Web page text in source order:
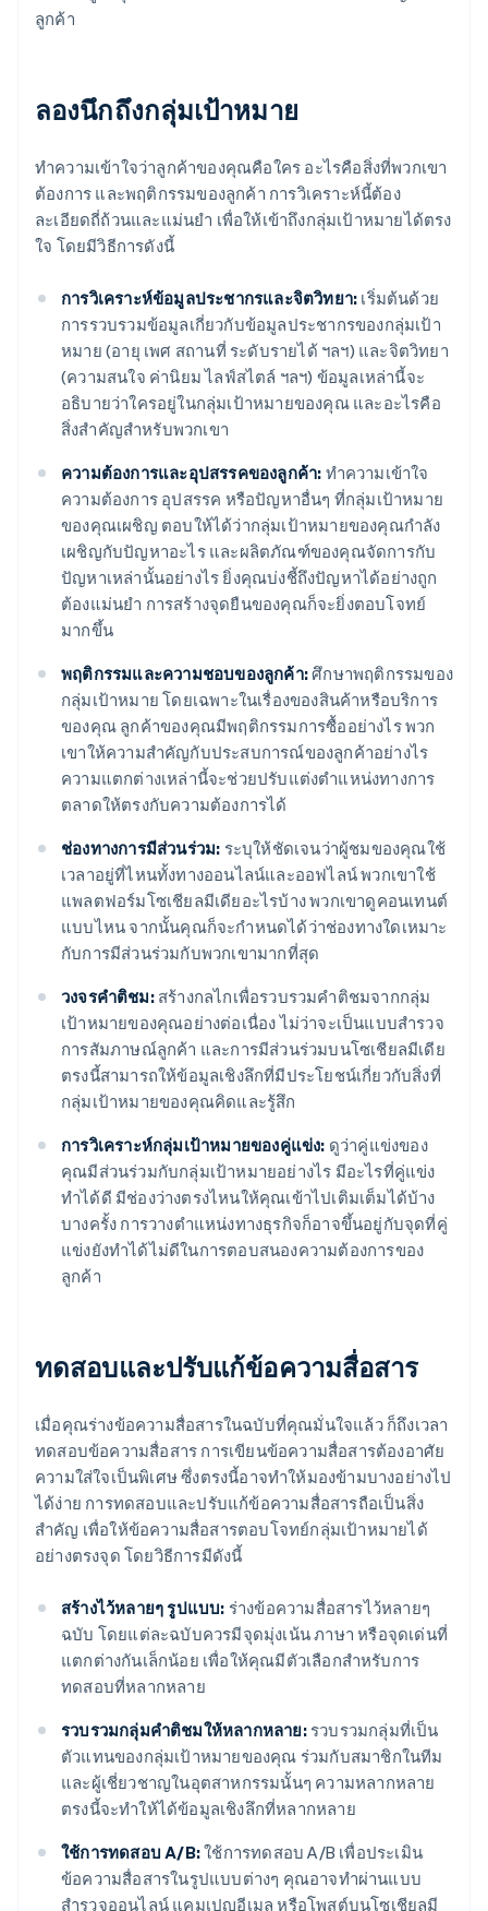
ลูกค้า
ลองนึกถึงกลุ่มเป้าหมาย
ทำความเข้าใจว่าลูกค้าของคุณคือใคร อะไรคือสิ่งที่พวกเขา
ต้องการ และพฤติกรรมของลูกค้า การวิเคราะห์นี้ต้อง
ละเอียดถี่ถ้วนและแม่นยำ เพื่อให้เข้าถึงกลุ่มเป้าหมายได้ตรง
ใจ โดยมีวิธีการดังนี้
การวิเคราะห์ข้อมูลประชากรและจิตวิทยา: เริ่มต้นด้วย
การรวบรวมข้อมูลเกี่ยวกับข้อมูลประชากรของกลุ่มเป้า
หมาย (อายุ เพศ สถานที่ ระดับรายได้ ฯลฯ) และจิตวิทยา
(ความสนใจ ค่านิยม ไลฟ์สไตล์ ฯลฯ) ข้อมูลเหล่านี้จะ
อธิบายว่าใครอยู่ในกลุ่มเป้าหมายของคุณ และอะไรคือ
สิ่งสำคัญสำหรับพวกเขา
ความต้องการและอุปสรรคของลูกค้า: ทำความเข้าใจ
ความต้องการ อุปสรรค หรือปัญหาอื่นๆ ที่กลุ่มเป้าหมาย
ของคุณเผชิญ ตอบให้ได้ว่ากลุ่มเป้าหมายของคุณกำลัง
เผชิญกับปัญหาอะไร และผลิตภัณฑ์ของคุณจัดการกับ
ปัญหาเหล่านั้นอย่างไร ยิ่งคุณบ่งชี้ถึงปัญหาได้อย่างถูก
ต้องแม่นยำ การสร้างจุดยืนของคุณก็จะยิ่งตอบโจทย์
มากขึ้น
พฤติกรรมและความชอบของลูกค้า:ศึกษาพฤติกรรมของ
กลุ่มเป้าหมาย โดยเฉพาะในเรื่องของสินค้าหรือบริการ
ของคุณ ลูกค้าของคุณมีพฤติกรรมการซื้ออย่างไร พวก
เขาให้ความสำคัญกับประสบการณ์ของลูกค้าอย่างไร
ความแตกต่างเหล่านี้จะช่วยปรับแต่งตำแหน่งทางการ
ตลาดให้ตรงกับความต้องการได้
ช่องทางการมีส่วนร่วม: ระบุให้ชัดเจนว่าผู้ชมของคุณใช้
เวลาอยู่ที่ไหนทั้งทางออนไลน์และออฟไลน์ พวกเขาใช้
แพลตฟอร์มโซเชียลมีเดียอะไรบ้าง พวกเขาดูคอนเทนต์
แบบไหน จากนั้นคุณก็จะกำหนดได้ว่าช่องทางใดเหมาะ
กับการมีส่วนร่วมกับพวกเขามากที่สุด
วงจรคำติชม:สร้างกลไกเพื่อรวบรวมคำติชมจากกลุ่ม
เป้าหมายของคุณอย่างต่อเนื่อง ไม่ว่าจะเป็นแบบสำรวจ
การสัมภาษณ์ลูกค้า และการมีส่วนร่วมบนโซเชียลมีเดีย
ตรงนี้สามารถให้ข้อมูลเชิงลึกที่มีประโยชน์เกี่ยวกับสิ่งที่
กลุ่มเป้าหมายของคุณคิดและรู้สึก
การวิเคราะห์กลุ่มเป้าหมายของคู่แข่ง: ดูว่าคู่แข่งของ
คุณมีส่วนร่วมกับกลุ่มเป้าหมายอย่างไร มีอะไรที่คู่แข่ง
ทำได้ดี มีช่องว่างตรงไหนให้คุณเข้าไปเติมเต็มได้บ้าง
บางครั้ง การวางตำแหน่งทางธุรกิจก็อาจขึ้นอยู่กับจุดที่คู่
แข่งยังทำได้ไม่ดีในการตอบสนองความต้องการของ
ลูกค้า
ทดสอบและปรับแก้ข้อความสื่อสาร
เมื่อคุณร่างข้อความสื่อสารในฉบับที่คุณมั่นใจแล้ว ก็ถึงเวลา
ทดสอบข้อความสื่อสาร การเขียนข้อความสื่อสารต้องอาศัย
ความใส่ใจเป็นพิเศษ ซึ่งตรงนี้อาจทำให้มองข้ามบางอย่างไป
ได้ง่าย การทดสอบและปรับแก้ข้อความสื่อสารถือเป็นสิ่ง
สำคัญ เพื่อให้ข้อความสื่อสารตอบโจทย์กลุ่มเป้าหมายได้
อย่างตรงจุด โดยวิธีการมีดังนี้
สร้างไว้หลายๆ รูปแบบ: ร่างข้อความสื่อสารไว้หลายๆ
ฉบับ โดยแต่ละฉบับควรมีจุดมุ่งเน้น ภาษา หรือจุดเด่นที่
แตกต่างกันเล็กน้อย เพื่อให้คุณมีตัวเลือกสำหรับการ
ทดสอบที่หลากหลาย
รวบรวมกลุ่มคำติชมให้หลากหลาย:รวบรวมกลุ่มที่เป็น
ตัวแทนของกลุ่มเป้าหมายของคุณ ร่วมกับสมาชิกในทีม
และผู้เชี่ยวชาญในอุตสาหกรรมนั้นๆ ความหลากหลาย
ตรงนี้จะทำให้ได้ข้อมูลเชิงลึกที่หลากหลาย
ใช้การทดสอบ A/B:ใช้การทดสอบ A/B เพื่อประเมิน
ข้อความสื่อสารในรูปแบบต่างๆ คุณอาจทำผ่านแบบ
สำรวจออนไลน์ แคมเปญอีเมล หรือโพสต์บนโซเชียลมี